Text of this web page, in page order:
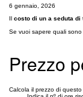
6 gennaio, 2026
Il costo di un a seduta
Se vuoi sapere quali
Prezzo
Calcola il prezzo di questo